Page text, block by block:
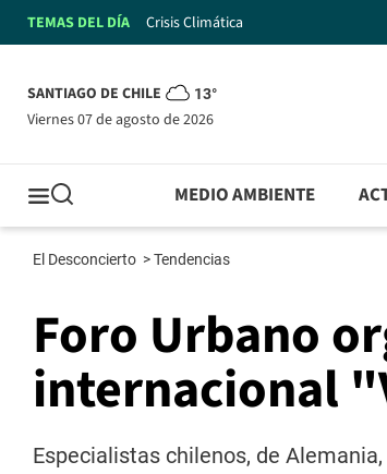
TEMAS DEL DÍA Crisis Climática
SANTIAGO DE CHILE 13°
viernes 07 de agosto de 2026
MEDIO AMBIENTE
El Desconcierto >Tendencias
Foro Urbano
internacional
Especialistas chilenos, de